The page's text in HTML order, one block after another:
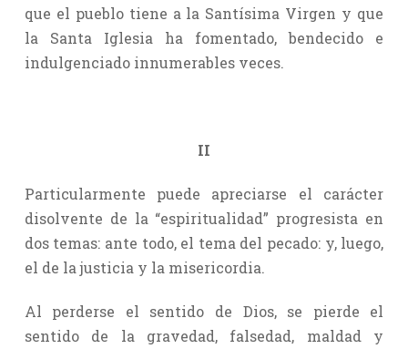
que el pueblo tiene a la Santísima Virgen y que
la Santa Iglesia ha fomentado, bendecido e
indulgenciado innumerables veces.
II
Particularmente puede apreciarse el carácter
disolvente de la “espiritualidad” progresista en
dos temas: ante todo, el tema del pecado: y, luego,
el de la justicia y la misericordia.
Al perderse el sentido de Dios, se pierde el
sentido de la gravedad, falsedad, maldad y